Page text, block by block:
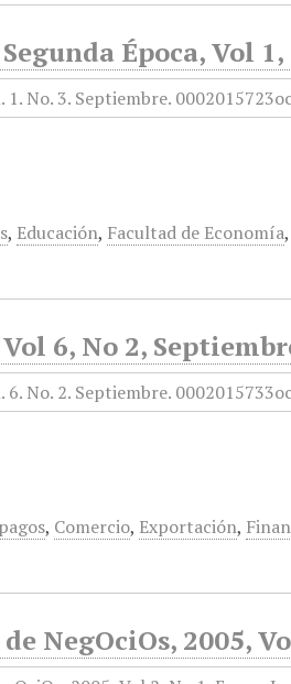
Época, Vol
, Educación, Facultad de Economía,
6, No 2,
, Comercio, Exportación,
NegOciOs, 2005,